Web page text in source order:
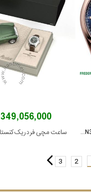
ساعت مچی فردریک کنستانت مدل FC-303N3NH4
349,056,000 تومان
2
3